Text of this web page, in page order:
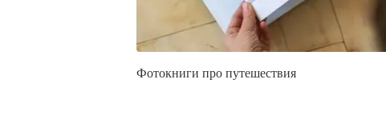
Фотокниги про путешествия